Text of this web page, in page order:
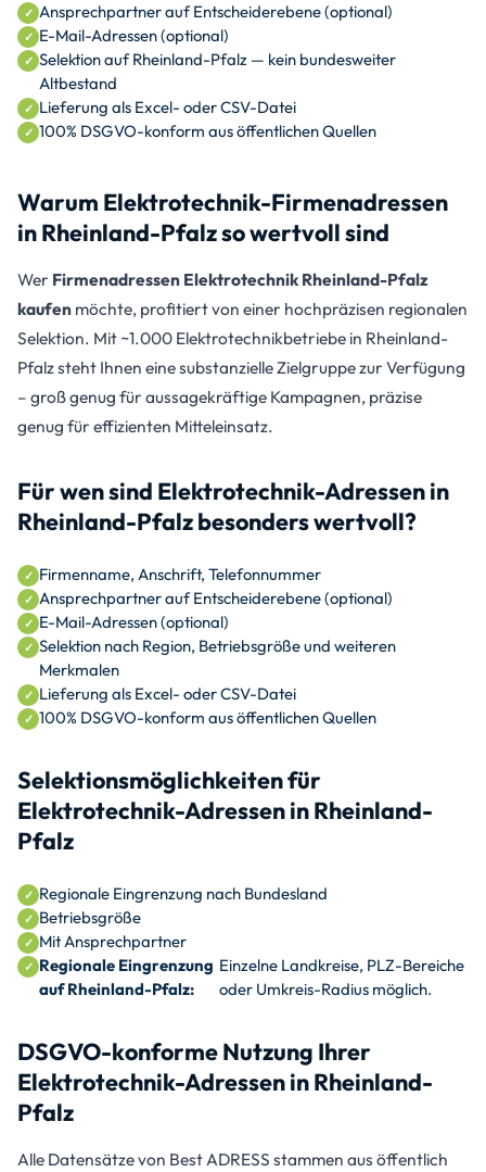
Ansprechpartner auf Entscheiderebene (optional)
E-Mail-Adressen (optional)
Selektion auf Rheinland-Pfalz — kein bundesweiter
Altbestand
Lieferung als Excel- oder CSV-Datei
100% DSGVO-konform aus öffentlichen Quellen
Warum Elektrotechnik-Firmenadressen
in Rheinland-Pfalz so wertvoll sind
Wer Firmenadressen Elektrotechnik Rheinland-Pfalz
kaufen möchte, profitiert von einer hochpräzisen regionalen
Selektion. Mit ~1.000 Elektrotechnikbetriebe in Rheinland-
Pfalz steht Ihnen eine substanzielle Zielgruppe zur Verfügung
– groß genug für aussagekräftige Kampagnen, präzise
genug für effizienten Mitteleinsatz.
Für wen sind Elektrotechnik-Adressen in
Rheinland-Pfalz besonders wertvoll?
Firmenname, Anschrift, Telefonnummer
Ansprechpartner auf Entscheiderebene (optional)
E-Mail-Adressen (optional)
Selektion nach Region, Betriebsgröße und weiteren
Merkmalen
Lieferung als Excel- oder CSV-Datei
100% DSGVO-konform aus öffentlichen Quellen
Selektionsmöglichkeiten für
Elektrotechnik-Adressen in Rheinland-
Pfalz
Regionale Eingrenzung nach Bundesland
Betriebsgröße
Mit Ansprechpartner
Regionale Eingrenzung
auf Rheinland-Pfalz:
Einzelne Landkreise, PLZ-Bereiche
oder Umkreis-Radius möglich.
DSGVO-konforme Nutzung Ihrer
Elektrotechnik-Adressen in Rheinland-
Pfalz
Alle Datensätze von Best ADRESS stammen aus öffentlich